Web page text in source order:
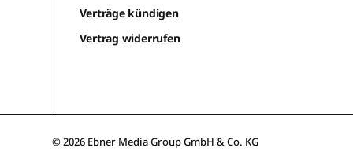
Verträge kündigen
Vertrag widerrufen
© 2026 Ebner Media Group GmbH & Co. KG